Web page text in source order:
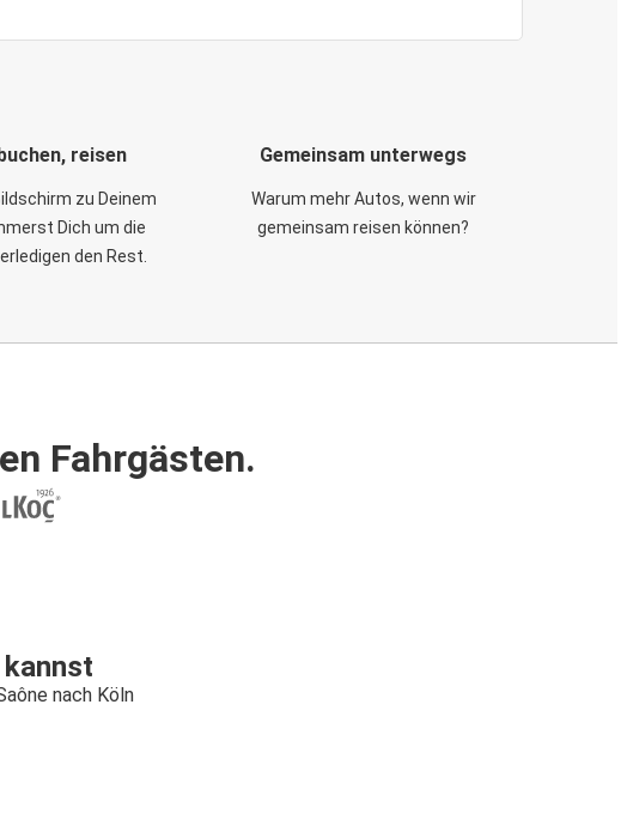
reisen
zu Deinem
Dich um die
den Rest.
Gemeinsam unterwegs
Warum mehr Autos, wenn wir
gemeinsam reisen können?
Fahrgästen.
nach Köln